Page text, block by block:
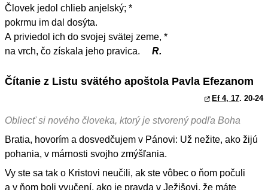
Človek jedol chlieb anjelský; *
pokrmu im dal dosýta.
A priviedol ich do svojej svätej zeme, *
na vrch, čo získala jeho pravica.
R.
Čítanie z Listu svätého apoštola Pavla Efezanom
Ef 4, 17. 20-24
Obliecť si nového človeka, ktorý je stvorený podľa Boha
Bratia, hovorím a dosvedčujem v Pánovi: Už nežite, ako žijú
pohania, v márnosti svojho zmýšľania.
Vy ste sa tak o Kristovi neučili, ak ste vôbec o ňom počuli
a v ňom boli vyučení, ako je pravda v Ježišovi, že máte